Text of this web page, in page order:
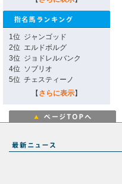
1位 ジャンゴッド
2位 エルドボルグ
3位 ジョドレルバンク
4位 ソブリオ
5位 チェスティーノ
【 さらに表示】